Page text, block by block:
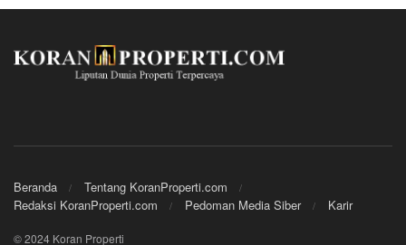
Beranda
Tentang KoranProperti.com
Redaksi KoranProperti.com
Pedoman Media Siber Karir
© 2024 Koran Properti